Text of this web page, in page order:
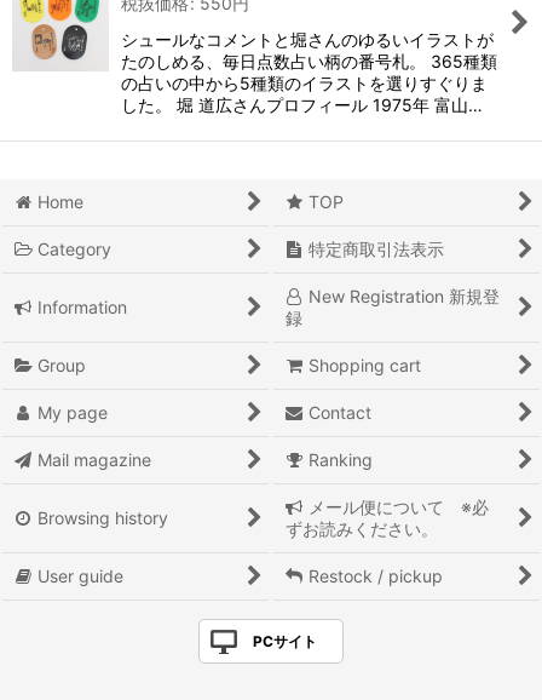
シュールなコメントと堀さんのゆるいイラストが
たのしめる、毎日点数占い柄の番号札。 365種類
の占いの中から5種類のイラストを選りすぐりま
した。 堀 道広さんプロフィール 1975年 富山…
Home TOP
Category 特定商取引法表示
Information
New Registration 新規登
録
Group Shopping cart
My page Contact
Mail magazine Ranking
Browsing history
メール便について ※必
ずお読みください。
User guide Restock / pickup
PCサイト